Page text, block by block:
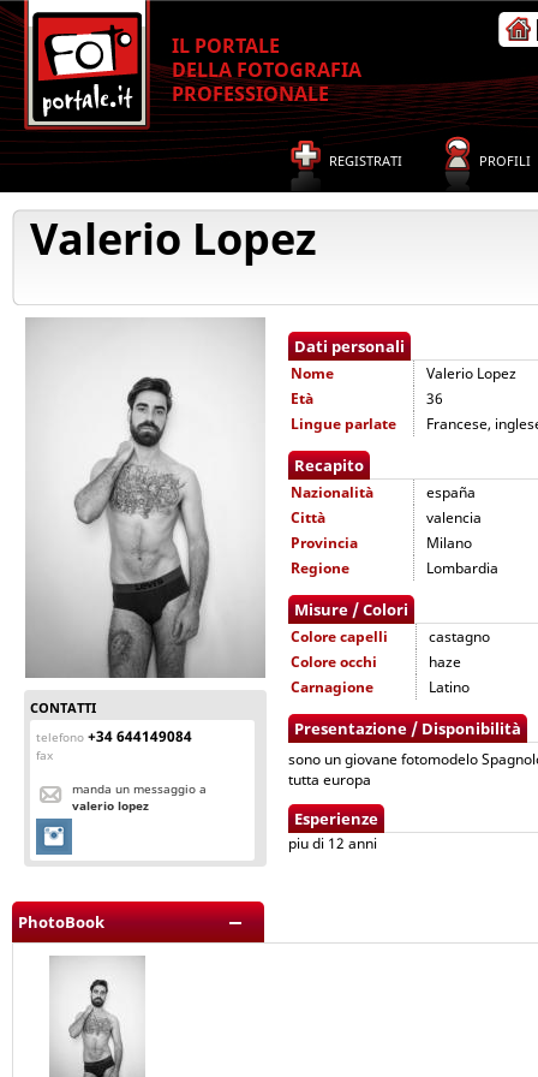
IL PORTALE
DELLA FOTOGRAFIA
PROFESSIONALE
REGISTRATI PROFILI
Valerio Lopez
CONTATTI
telefono +34 644149084
fax
manda un messaggio a
valerio lopez
Dati personali
Nome
Valerio Lopez
Età
36
Lingue parlate
Francese,
Recapito
Nazionalità
españa
Città
valencia
Provincia
Milano
Regione
Lombardia
Misure / Colori
Colore capelli
castagno
Colore occhi
haze
Carnagione
Latino
Presentazione / Disponibilità
sono un giovane fotomodelo
tutta europa
Esperienze
piu di 12 anni
PhotoBook